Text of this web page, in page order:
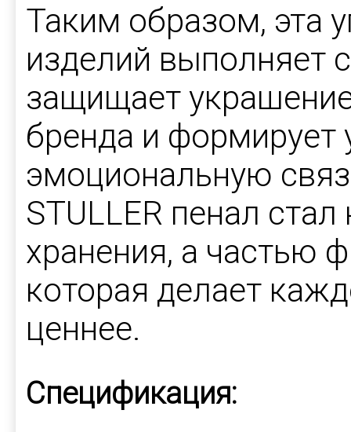
Таким образом, эта
изделий выполняет
защищает
бренда и формирует
эмоциональную
STULLER пенал
хранения, а частью
которая делает
ценнее.
Спецификация: